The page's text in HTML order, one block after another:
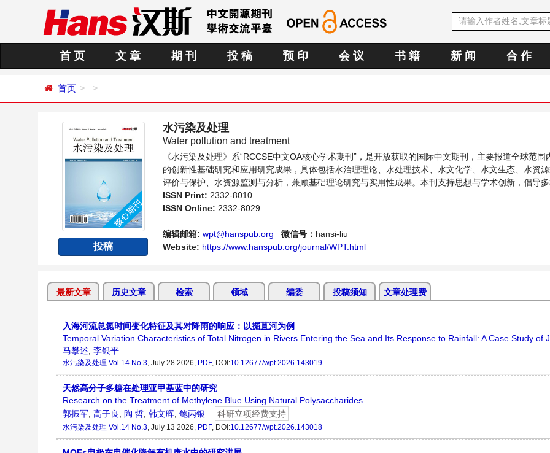
首 页 文 章 期 刊 投 稿 预 印 会 议 书 籍 新 闻 合 作
首页
投稿
水污染及处理
Water pollution and treatment
《水污染及处理》系“RCCSE中文OA核心学术期刊”，是开放获取的国际中文期刊，主要报道全球范围
的创新性基础研究和应用研究成果，具体包括水治理理论、水处理技术、水文化学、水文生态、水资
评价与保护、水资源监测与分析，兼顾基础理论研究与实用性成果。本刊支持思想与学术创新，倡导多
谨态度，旨在给世界范围内的科学家、学者、科研人员、环保人士提供一个传播、分享和讨论的交...
ISSN Print: 2332-8010
ISSN Online: 2332-8029
编辑邮箱: wpt@hanspub.org 微信号： hansi-liu
Website: https://www.hanspub.org/journal/WPT.html
最新文章 历史文章 检索 领域 编委 投稿须知 文章处理费
入海河流总氮时间变化特征及其对降雨的响应：以掘苴河为例
Temporal Variation Characteristics of Total Nitrogen in Rivers Entering the Sea and Its Response to Rainfall: A Case Study of
马攀述, 李银平
水污染及处理 Vol.14 No.3, July 28 2026, PDF, DOI:10.12677/wpt.2026.143019
天然高分子多糖在处理亚甲基蓝中的研究
Research on the Treatment of Methylene Blue Using Natural Polysaccharides
郭振军, 高子良, 陶 哲, 韩文晖, 鲍丙银 科研立项经费支持
水污染及处理 Vol.14 No.3, July 13 2026, PDF, DOI:10.12677/wpt.2026.143018